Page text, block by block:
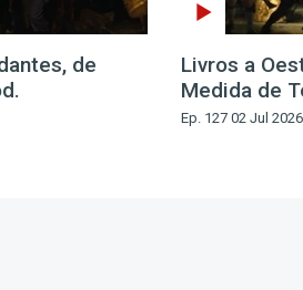
de
Livros a
Medida de
Ep. 127 02 Jul 2026